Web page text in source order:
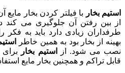
استیم بخار
با فیلتر کردن بخار
از بین رفتن آن جلوگیری می کند
طرفداران زیادی دارد باید به
بهینه از بخار بود به همین خاطر
نصب می شود. از
استیم بخار
برای
قابل تراکم و همچنین بخار مایع